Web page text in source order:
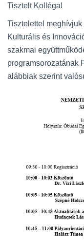
Tisztelt Kolléga!
Tisztelettel
Kulturális és
szakmai
programsorozatának
alábbiak szerint